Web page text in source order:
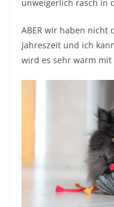
unweigerlich rasch in
ABER wir haben nicht
Jahreszeit und ich
wird es sehr warm